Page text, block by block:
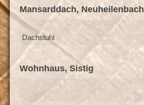
Mansarddach, Neuheilenbach
Dachstuhl
Wohnhaus, Sistig